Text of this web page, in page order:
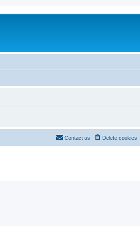
Delete cookies
Contact us